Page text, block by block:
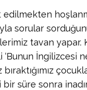
edilmekten
sorular
tavan yapar.
İngilizcesi
bir süre sonra